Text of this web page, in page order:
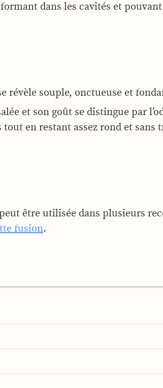
formant dans les cavités et
révèle souple, onctueuse et
et son goût se distingue par
tout en restant assez rond et sans
être utilisée dans plusieurs
fusion.